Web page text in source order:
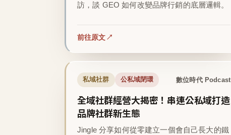
訪，談 GEO 如何改變品牌行銷的底層邏輯。
前往原文
私域社群 公私域閉環 數位時代 Podcast
全域社群經營大揭密！串連公私域打造
品牌社群新生態
Jingle 分享如何從零建立一個會自己長大的鐵